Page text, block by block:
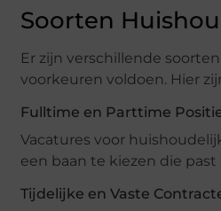
Soorten
Er zijn verschillende
voorkeuren voldoen. Hier
Fulltime en Parttime
Vacatures voor
een baan te kiezen die
Tijdelijke en Vaste